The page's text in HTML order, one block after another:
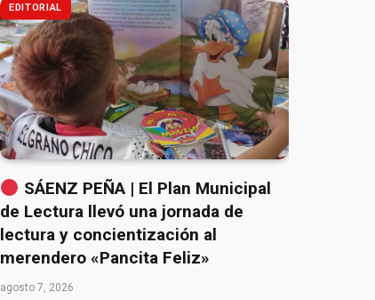
EDITORIAL
SÁENZ PEÑA | El Plan Municipal
de Lectura llevó una jornada de
lectura y concientización al
merendero «Pancita Feliz»
agosto 7, 2026